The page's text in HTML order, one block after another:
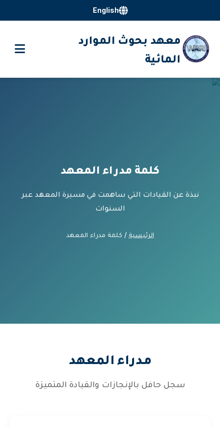
English
معهد بحوث الموارد
المائية
كلمة مدراء المعهد
نبذة عن القيادات التي ساهمت في مسيرة المعهد عبر
السنوات
الرئيسية / كلمة مدراء المعهد
مدراء المعهد
سجل حافل بالإنجازات والقيادة المتميزة